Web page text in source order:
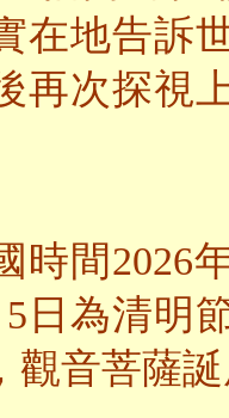
在地告訴
再次探視
時間2026
日為清明
觀音菩薩